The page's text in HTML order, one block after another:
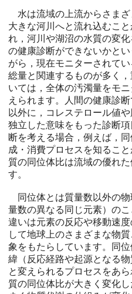
水は流域の上流からさまざ
大きな河川へと流れ込むこ
れ，河川や湖沼の水質の変
の健康診断ができないかと
がら，現在モニターされて
総量と関連するものが多く
いては，全体の汚濁量をモ
えられます。人間の健康診
以外に，コレステロール値
独立した意味をもった診断
断を考える場合，例えば，
成・消費プロセスを知るこ
質の同位体比は流域の優れ
す。
同位体とは質量数以外の
量数の異なる同じ元素）の
違いは元素の反応や移動速
して地球上のさまざまな物
象をもたらしています。同
緯（反応経路や起源となる
と変えられるプロセスをあ
質の同位体比が大きく変化